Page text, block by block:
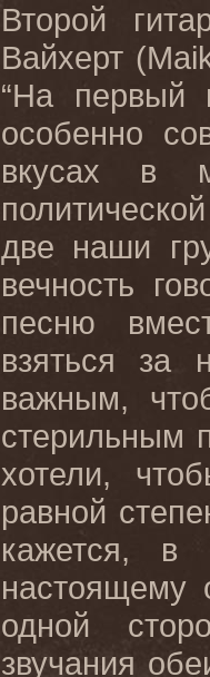
Второй
Вайхерт (
“На первый
особенно
вкусах в
две наши
вечность
песню
взяться за
важным,
стерильным
хотели,
равной
кажется, в
настоящему
одной
звучания